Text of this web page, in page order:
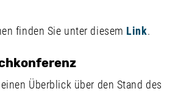
finden Sie unter diesem Link.
Überblick über den Stand des